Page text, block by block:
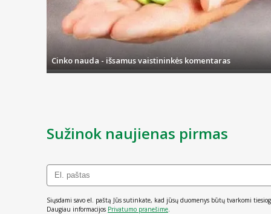
Cinko nauda - išsamus vaistininkės komentaras
Sužinok naujienas pirmas
Siųsdami savo el. paštą Jūs sutinkate, kad jūsų duomenys būtų tvarkomi
Daugiau informacijos Privatumo pranešime